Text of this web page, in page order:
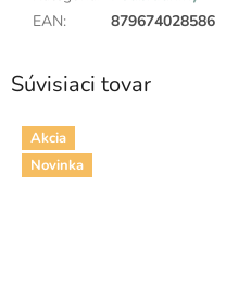
EAN: 879674028586
Súvisiaci tovar
Akcia
Novinka